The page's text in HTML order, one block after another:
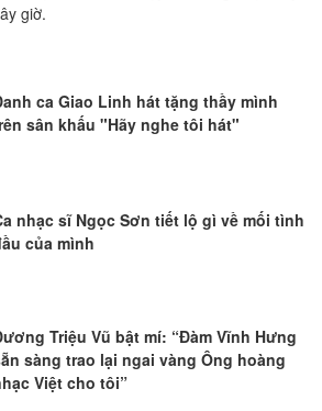
giờ.
ca Giao Linh hát tặng thầy mình
sân khấu "Hãy nghe tôi hát"
nhạc sĩ Ngọc Sơn tiết lộ gì về mối tình
của mình
Triệu Vũ bật mí: “Đàm Vĩnh Hưng
sàng trao lại ngai vàng Ông hoàng
Việt cho tôi”